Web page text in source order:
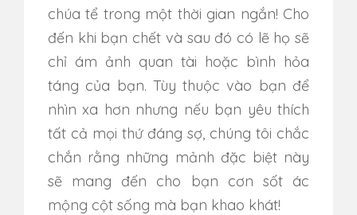
chúa tể trong một thời gian ngắn! Cho
đến khi bạn chết và sau đó có lẽ họ sẽ
chỉ ám ảnh quan tài hoặc bình hỏa
táng của bạn. Tùy thuộc vào bạn để
nhìn xa hơn nhưng nếu bạn yêu thích
tất cả mọi thứ đáng sợ, chúng tôi chắc
chắn rằng những mảnh đặc biệt này
sẽ mang đến cho bạn cơn sốt ác
mộng cột sống mà bạn khao khát!